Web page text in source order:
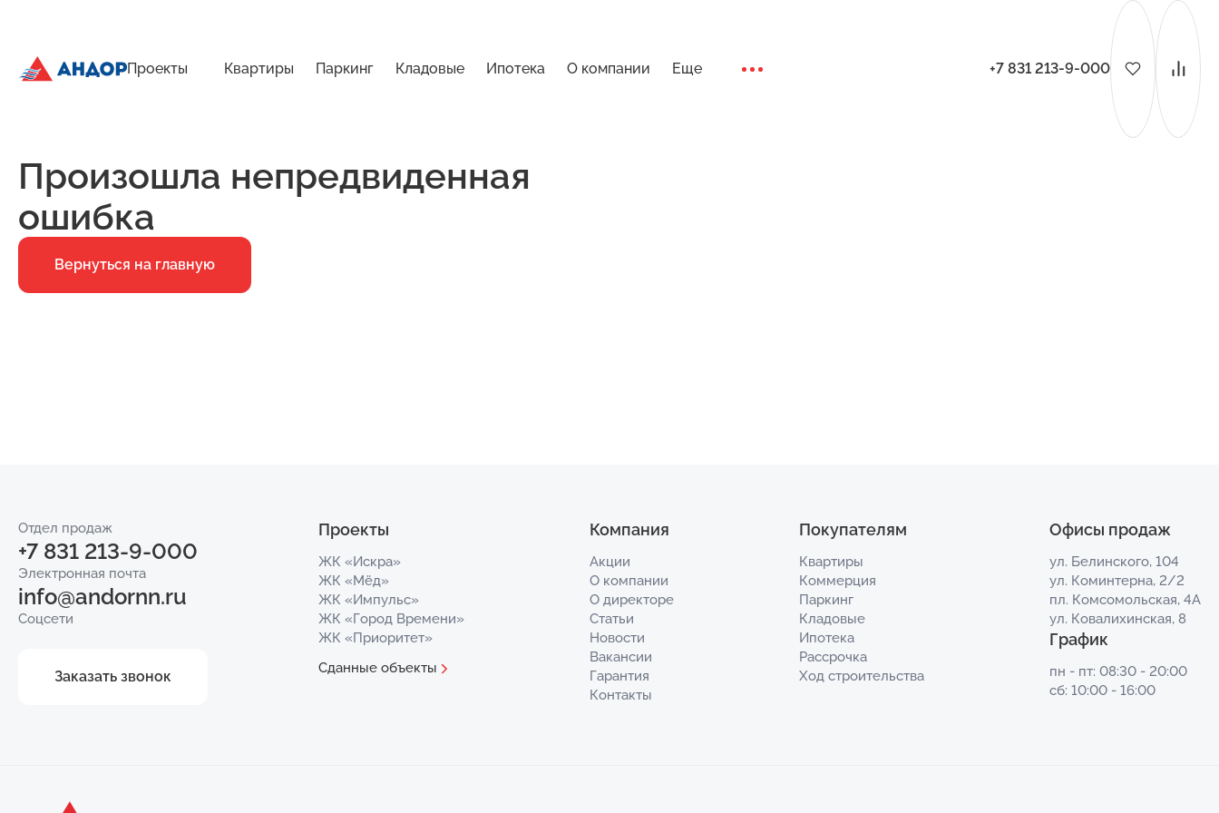
Проекты Квартиры Паркинг Кладовые Ипотека О компании Еще +7 831 213-9-000
Произошла непредвиденная
ошибка
Вернуться на главную
Отдел продаж
+7 831 213-9-000
Электронная почта
info@andornn.ru
Соцсети
Заказать звонок
Проекты
ЖК «Искра»
ЖК «Мёд»
ЖК «Импульс»
ЖК «Город Времени»
ЖК «Приоритет»
Сданные объекты
Компания
Акции
О компании
О директоре
Статьи
Новости
Вакансии
Гарантия
Контакты
Покупателям
Квартиры
Коммерция
Паркинг
Кладовые
Ипотека
Рассрочка
Ход строительства
Офисы продаж
ул. Белинского, 104
ул. Коминтерна, 2/2
пл. Комсомольская, 4А
ул. Ковалихинская, 8
График
пн - пт: 08:30 - 20:00
сб: 10:00 - 16:00